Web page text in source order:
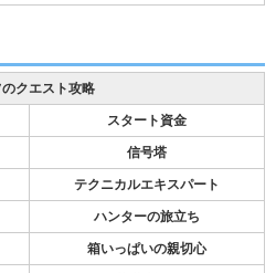
のクエスト攻略
スタート資金
信号塔
テクニカルエキスパート
ハンターの旅立ち
箱いっぱいの親切心